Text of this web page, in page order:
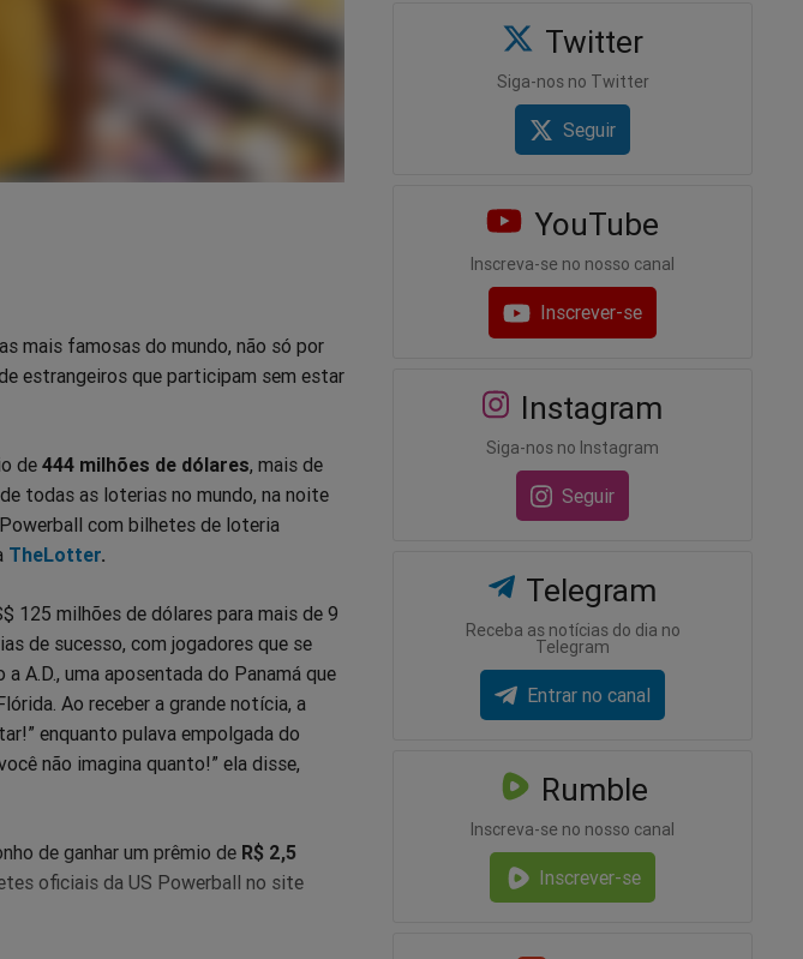
mais famosas do mundo, não só por
estrangeiros que participam sem estar
de444 milhões de dólares, mais de
todas as loterias no mundo, na noite
com bilhetes de loteria
TheLotter.
125 milhões de dólares para mais de 9
de sucesso, com jogadores que se
A.D., uma aposentada do Panamá que
Ao receber a grande notícia, a
enquanto pulava empolgada do
não imagina quanto!” ela disse,
de ganhar um prêmio de R$ 2,5
oficiais da US Powerball no site
Twitter
Siga-nos no Twitter
Seguir
YouTube
Inscreva-se no nosso canal
Inscrever-se
Instagram
Siga-nos no Instagram
Seguir
Telegram
Receba as notícias do dia no
Telegram
Entrar no canal
Rumble
Inscreva-se no nosso canal
Inscrever-se